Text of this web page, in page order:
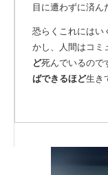
目に遭わずに済ん
恐らくこれにはい
かし、人間はコミ
ど死んでいるので
ばできるほど生き